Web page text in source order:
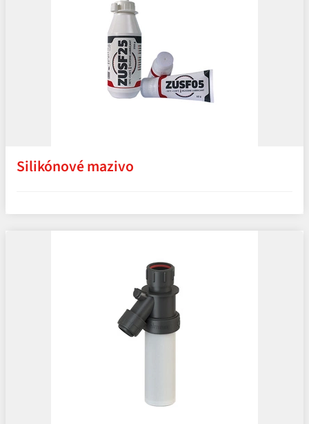
Silikónové mazivo